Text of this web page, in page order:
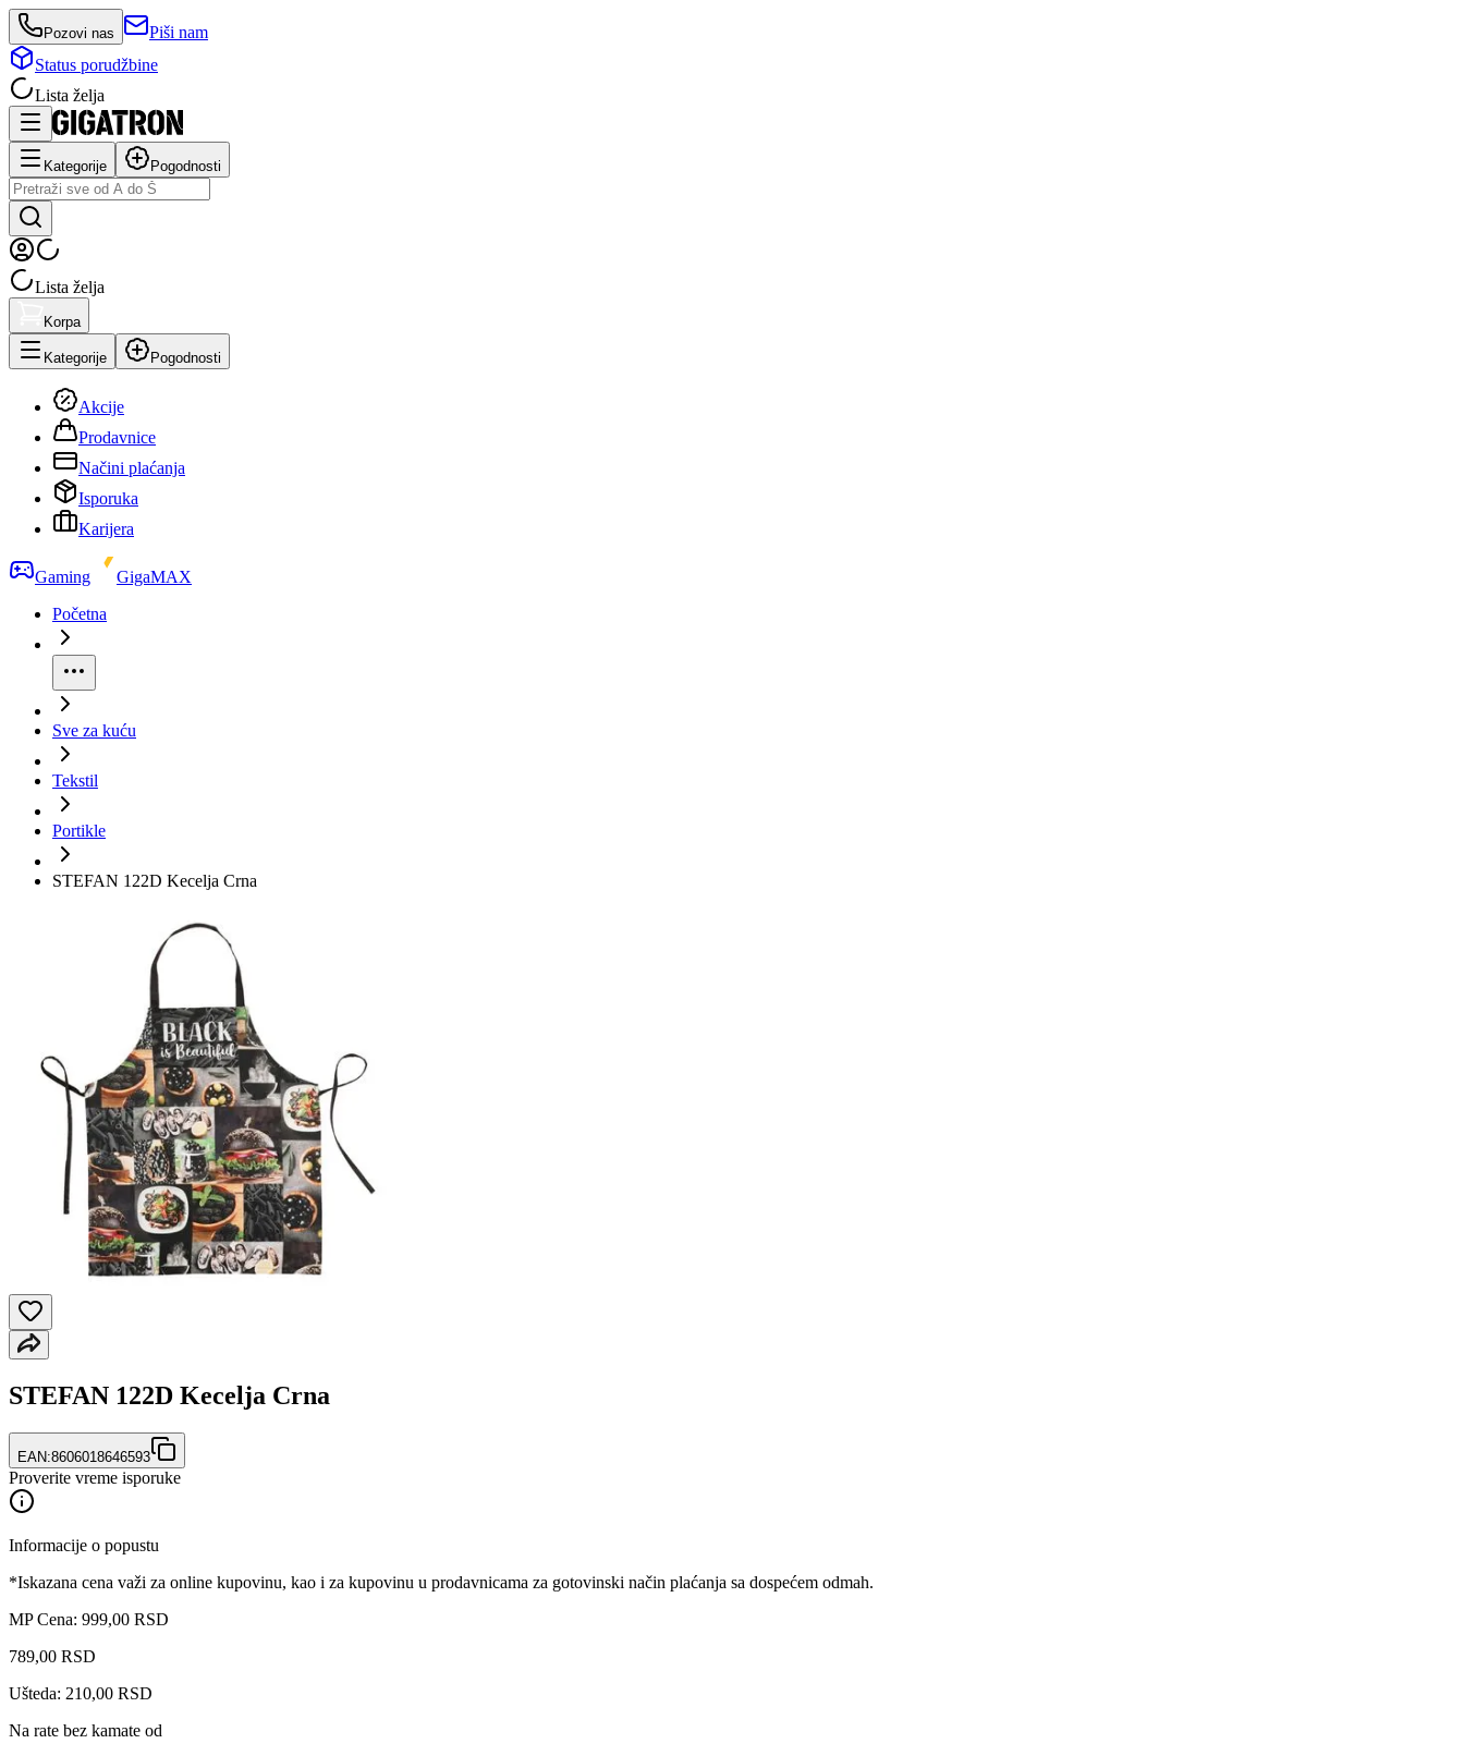
Pozovi nas
Piši nam
Status porudžbine
Lista želja
Kategorije Pogodnosti
Lista želja
Korpa
Kategorije Pogodnosti
Akcije
Prodavnice
Načini plaćanja
Isporuka
Karijera
Gaming
GigaMAX
Početna
Sve za kuću
Tekstil
Portikle
STEFAN 122D Kecelja Crna
STEFAN 122D Kecelja Crna
EAN:8606018646593
Proverite vreme isporuke
Informacije o popustu
*Iskazana cena važi za online kupovinu, kao i za kupovinu u prodavnicama za gotovinski način plaćanja sa dospećem odmah.
MP Cena: 999,00 RSD
789,00 RSD
Ušteda: 210,00 RSD
Na rate bez kamate od